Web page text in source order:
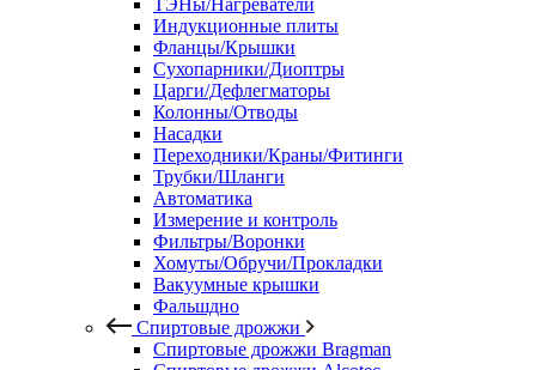
ТЭНы/Нагреватели
Индукционные плиты
Фланцы/Крышки
Сухопарники/Диоптры
Царги/Дефлегматоры
Колонны/Отводы
Насадки
Переходники/Краны/Фитинги
Трубки/Шланги
Автоматика
Измерение и контроль
Фильтры/Воронки
Хомуты/Обручи/Прокладки
Вакуумные крышки
Фальшдно
Спиртовые дрожжи
Спиртовые дрожжи Bragman